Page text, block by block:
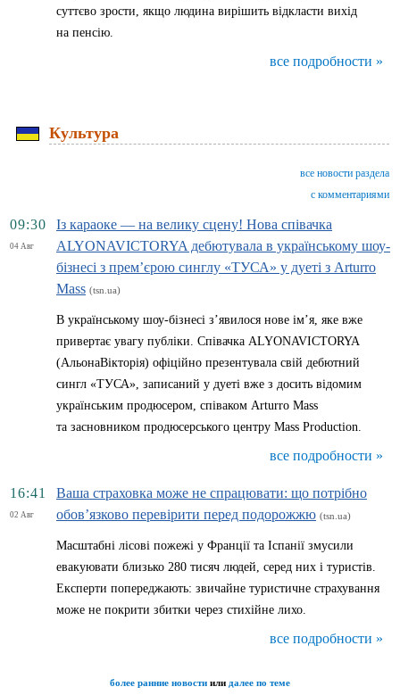
суттєво зрости, якщо людина вирішить відкласти вихід
на пенсію.
все подробности »
Культура
все новости раздела
с комментариями
09:30
04 Авг
Із караоке — на велику сцену! Нова співачка
ALYONAVICTORYA дебютувала в українському шоу-
бізнесі з прем’єрою синглу «ТУСА» у дуеті з Arturro
Mass (tsn.ua)
В українському шоу-бізнесі з’явилося нове ім’я, яке вже
привертає увагу публіки. Співачка ALYONAVICTORYA
(АльонаВікторія) офіційно презентувала свій дебютний
сингл «ТУСА», записаний у дуеті вже з досить відомим
українським продюсером, співаком Arturro Mass
та засновником продюсерського центру Mass Production.
все подробности »
16:41
02 Авг
Ваша страховка може не спрацювати: що потрібно
обов’язково перевірити перед подорожжю (tsn.ua)
Масштабні лісові пожежі у Франції та Іспанії змусили
евакуювати близько 280 тисяч людей, серед них і туристів.
Експерти попереджають: звичайне туристичне страхування
може не покрити збитки через стихійне лихо.
все подробности »
более ранние новости или далее по теме